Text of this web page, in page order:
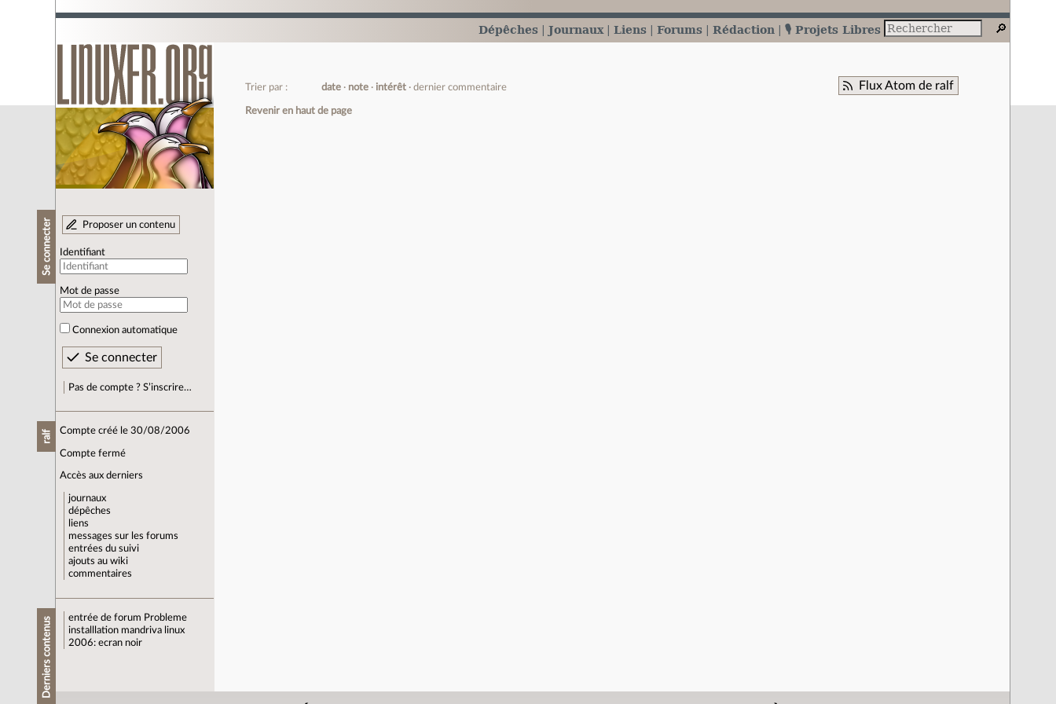
Dépêches Journaux Liens Forums Rédaction 🎙️ Projets Libres
Se connecter Proposer un contenu
Identifiant
Mot de passe
Connexion automatique
Pas de compte ? S’inscrire…
ralf Compte créé le 30/08/2006
Compte fermé
Accès aux derniers
journaux
dépêches
liens
messages sur les forums
entrées du suivi
ajouts au wiki
commentaires
Derniers contenus entrée de forum Probleme
installlation mandriva linux
2006: ecran noir
Flux Atom de ralf
Trier par : date note intérêt dernier commentaire
Revenir en haut de page